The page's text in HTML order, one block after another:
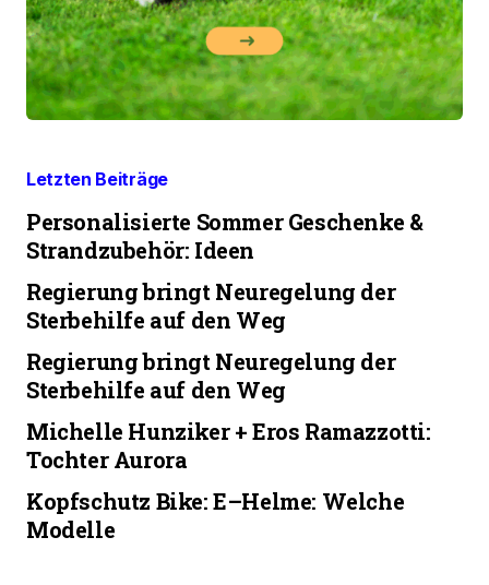
Letzten Beiträge
Personalisierte Sommer Geschenke &
Strandzubehör: Ideen
Regierung bringt Neuregelung der
Sterbehilfe auf den Weg
Regierung bringt Neuregelung der
Sterbehilfe auf den Weg
Michelle Hunziker + Eros Ramazzotti:
Tochter Aurora
Kopfschutz Bike: E–Helme: Welche
Modelle